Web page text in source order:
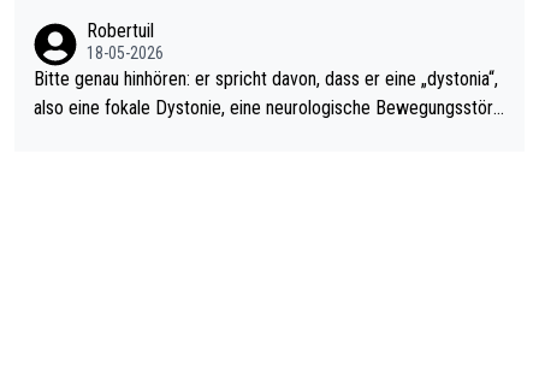
Robertuil
18-05-2026
Bitte genau hinhören: er spricht davon, dass er eine „dystonia“,
also eine fokale Dystonie, eine neurologische Bewegungsstöru